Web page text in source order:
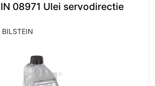
08971 Ulei servodirectie